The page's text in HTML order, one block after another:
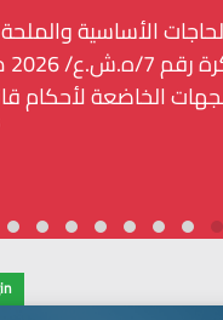
⚠️... ويكون النشر
لدى هيئة الشراء